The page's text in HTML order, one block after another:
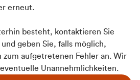
erneut.
besteht, kontaktieren Sie
geben Sie, falls möglich,
aufgetretenen Fehler an. Wir
Unannehmlichkeiten.